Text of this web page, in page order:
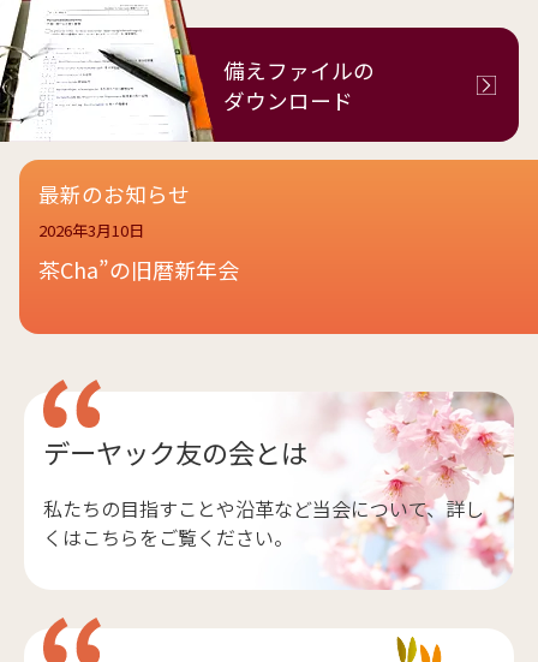
備えファイルの
ダウンロード
最新のお知らせ
2026年3月10日
茶Cha”の旧暦新年会
デーヤック友の会とは
私たちの目指すことや沿革など当会について、詳し
くはこちらをご覧ください。